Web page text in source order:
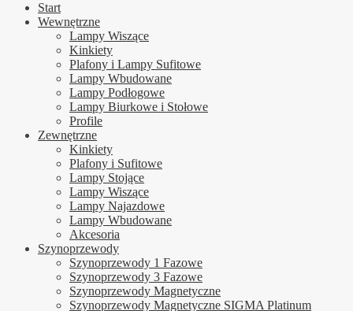
Start
Wewnętrzne
Lampy Wiszące
Kinkiety
Plafony i Lampy Sufitowe
Lampy Wbudowane
Lampy Podłogowe
Lampy Biurkowe i Stołowe
Profile
Zewnętrzne
Kinkiety
Plafony i Sufitowe
Lampy Stojące
Lampy Wiszące
Lampy Najazdowe
Lampy Wbudowane
Akcesoria
Szynoprzewody
Szynoprzewody 1 Fazowe
Szynoprzewody 3 Fazowe
Szynoprzewody Magnetyczne
Szynoprzewody Magnetyczne SIGMA Platinum